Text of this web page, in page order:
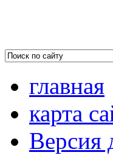
главная
карта
Версия